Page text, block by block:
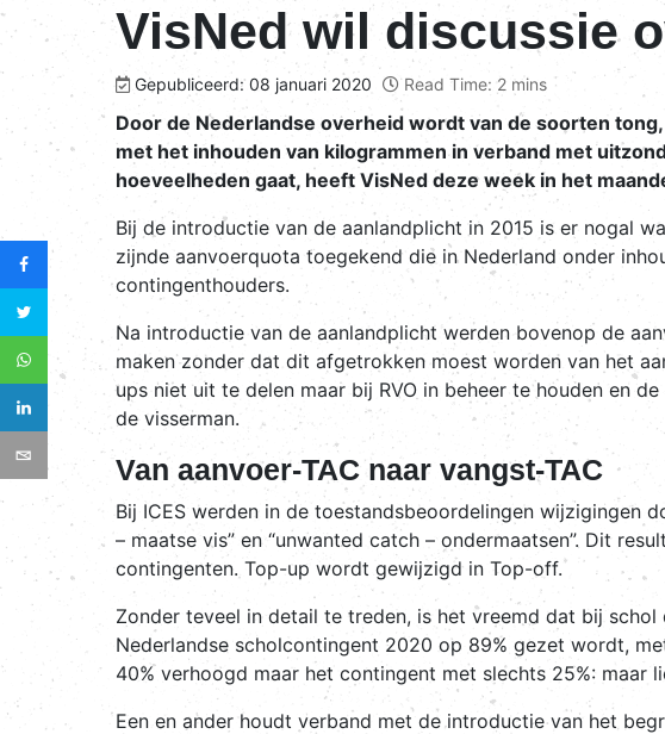
VisNed wil discussie
Gepubliceerd: 08 januari 2020 Read Time: 2 mins
Door de Nederlandse overheid wordt van de soorten
met het inhouden van kilogrammen in verband met
hoeveelheden gaat, heeft VisNed deze week in het
Bij de introductie van de aanlandplicht in 2015 is er nogal
zijnde aanvoerquota toegekend die in Nederland onder
contingenthouders.
Na introductie van de aanlandplicht werden bovenop de
maken zonder dat dit afgetrokken moest worden van het
ups niet uit te delen maar bij RVO in beheer te houden en
de visserman.
Van aanvoer-TAC naar vangst-TAC
Bij ICES werden in de toestandsbeoordelingen wijzigingen
– maatse vis” en “unwanted catch – ondermaatsen”. Dit
contingenten. Top-up wordt gewijzigd in Top-off.
Zonder teveel in detail te treden, is het vreemd dat bij
Nederlandse scholcontingent 2020 op 89% gezet wordt,
40% verhoogd maar het contingent met slechts 25%: maar
Een en ander houdt verband met de introductie van het